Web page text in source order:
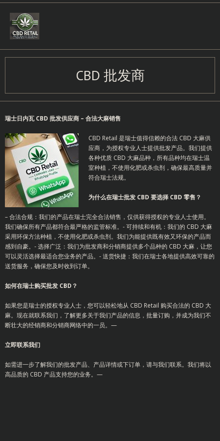
Skip
content
CBD 批发商
瑞士日内瓦 CBD 批发供应商 – 合法大麻销售
CBD Retail 是瑞士值得信赖的合法 CBD 大麻供
应商，为授权专业人士提供批发产品。我们提供
各种优质 CBD 大麻品种，所有品种均在瑞士温
室种植，不使用化肥或杀虫剂，确保最高质量并
符合瑞士法规。
为什么在瑞士批发 CBD 要选择 CBD 零售？
– 合法合规：我们的产品在瑞士完全合法销售，仅供获得授权的专业人士使用。
我们确保所有产品都符合最严格的监管标准。- 可持续和有机：我们的 CBD 大麻
采用环保方法种植，不使用化肥或杀虫剂。我们为能提供既有效又环保的产品而
感到自豪。- 选择广泛：我们为批发商和分销商提供多个品种的 CBD 大麻，让您
可以灵活选择最适合您业务的产品。- 送货快捷：我们在瑞士各地提供高效可靠的
送货服务，确保您及时收到订单。
如何在瑞士购买批发 CBD？
如果您是瑞士的授权专业人士，您可以轻松地从 CBD Retail 购买合法的 CBD 大
麻。现在就联系我们，了解更多关于我们产品的信息，批量订购，并成为我们不
断壮大的经销商和分销商网络中的一员。—
立即联系我们
如需进一步了解我们的批发产品、产品详情或下订单，请与我们联系。我们将以
高品质的 CBD 产品支持您的业务。—